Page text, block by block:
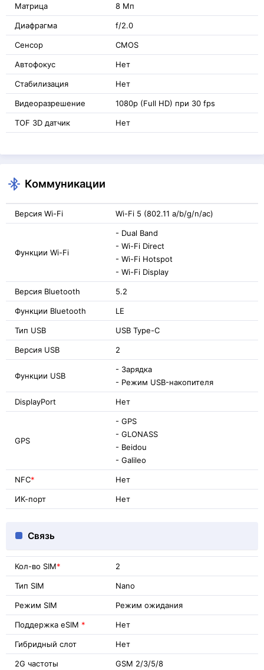
Матрица 8 Мп
Диафрагма f/2.0
Сенсор CMOS
Автофокус Нет
Стабилизация Нет
Видеоразрешение 1080p (Full HD) при 30 fps
TOF 3D датчик Нет
Коммуникации
Версия Wi-Fi Wi-Fi 5 (802.11 a/b/g/n/ac)
Функции Wi-Fi
- Dual Band
- Wi-Fi Direct
- Wi-Fi Hotspot
- Wi-Fi Display
Версия Bluetooth 5.2
Функции Bluetooth LE
Тип USB USB Type-C
Версия USB 2
Функции USB
- Зарядка
- Режим USB-накопителя
DisplayPort Нет
GPS
- GPS
- GLONASS
- Beidou
- Galileo
NFC* Нет
ИК-порт Нет
Связь
Кол-во SIM* 2
Тип SIM Nano
Режим SIM Режим ожидания
Поддержка eSIM * Нет
Гибридный слот Нет
2G частоты GSM 2/3/5/8